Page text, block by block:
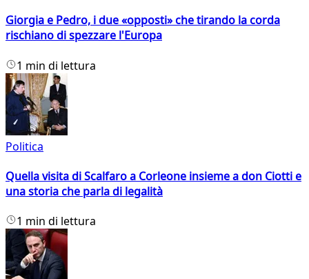
Giorgia e Pedro, i due «opposti» che tirando la corda
rischiano di spezzare l'Europa
1 min di lettura
Politica
Quella visita di Scalfaro a Corleone insieme a don Ciotti e
una storia che parla di legalità
1 min di lettura